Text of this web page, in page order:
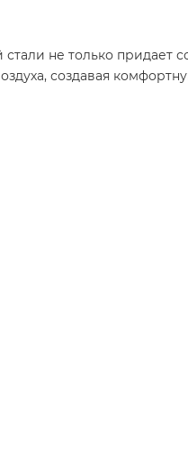
не только придает
создавая